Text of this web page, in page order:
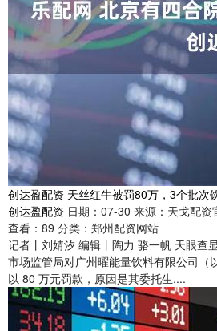
创达盈配资 天丝红牛被罚80万，3个批次
创达盈配资 日期：07-30 来源：天戈配资
查看： 89 分类： 郑州配资网站
记者丨刘婧汐 编辑丨陶力 骆一帆 天眼查
市场监管局对广州曜能量饮料有限公司（
以 80 万元罚款，原因是其委托生....